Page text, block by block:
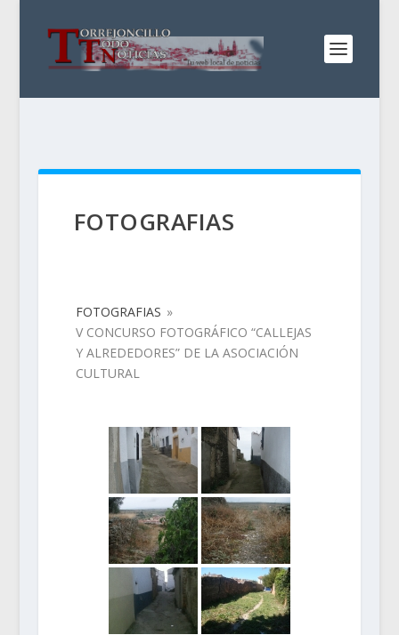
FOTOGRAFIAS
FOTOGRAFIAS »
V CONCURSO FOTOGRÁFICO “CALLEJAS
Y ALREDEDORES” DE LA ASOCIACIÓN
CULTURAL